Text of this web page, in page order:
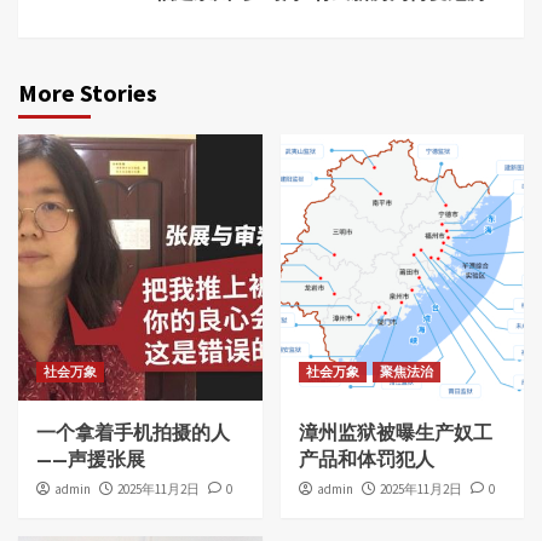
More Stories
社会万象
一个拿着手机拍摄的人
——声援张展
admin 2025年11月2日 0
社会万象 聚焦法治
漳州监狱被曝生产奴工
产品和体罚犯人
admin 2025年11月2日 0